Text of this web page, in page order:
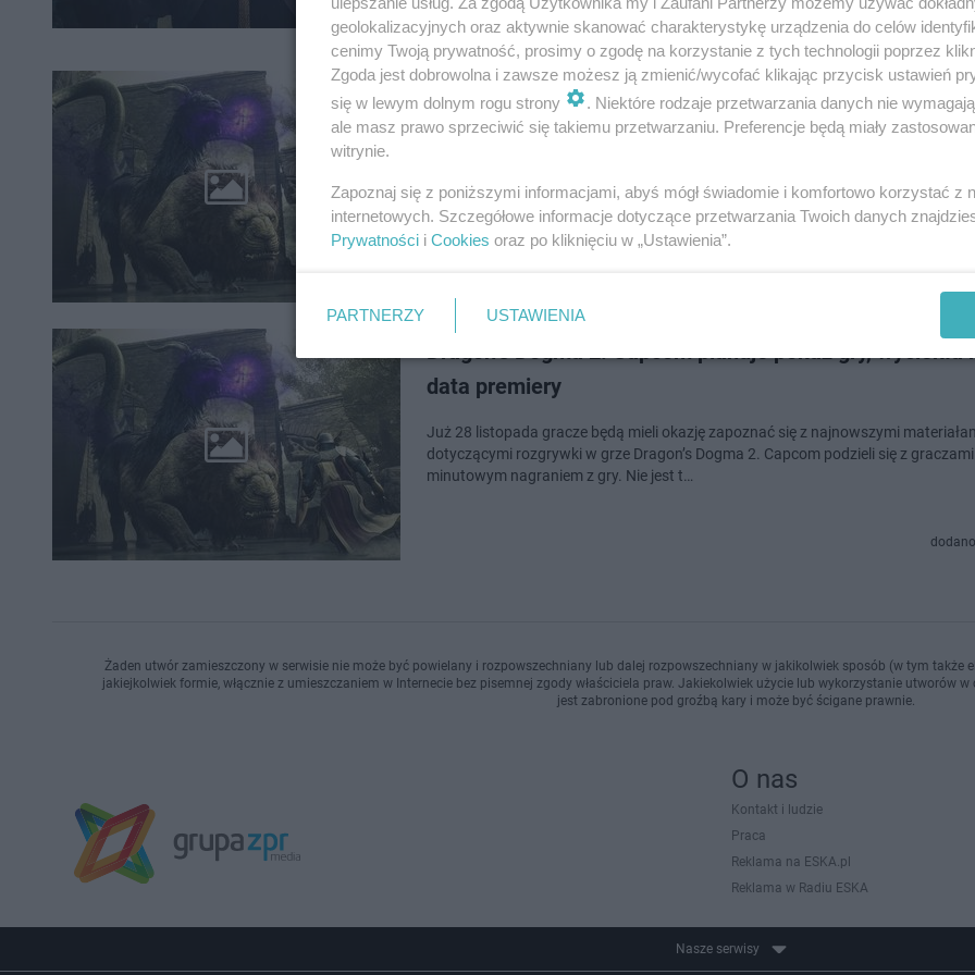
Dragon's Dogma 2, Capcom ujawinia długi gameplay.
jakie są klasy postaci w grze [WIDEO]
Dogma 2. Twórcy gry, firma Capcom postanowili udostępnić graczom prawie
gameplay. Sądząc po tym, co…
Dragon’s Dogma 2. Capcom planuje pokaz gry, wyciekła
data premiery
Już 28 listopada gracze będą mieli okazję zapoznać się z najnowszymi
dotyczącymi rozgrywki w grze Dragon’s Dogma 2. Capcom podzieli się z
minutowym nagraniem z gry. Nie jest t…
Żaden utwór zamieszczony w serwisie nie może być powielany i rozpowszechniany lub dalej rozpowszechniany w jakikolwiek sposób (w tym
jakiejkolwiek formie, włącznie z umieszczaniem w Internecie bez pisemnej zgody właściciela praw. Jakiekolwiek użycie lub wykorzystanie utworów
jest zabronione pod groźbą kary i może być ścigane prawnie.
O nas
Kontakt i ludzie
Praca
Reklama na ESKA.pl
Reklama w Radiu ESKA
Nasze serwisy
geolokalizacyjnych oraz aktywnie skanować charakterystykę urządzenia do celów
cenimy Twoją prywatność, prosimy o zgodę na korzystanie z tych technologii poprzez
Zgoda jest dobrowolna i zawsze możesz ją zmienić/wycofać klikając przycisk ustawień
się w lewym dolnym rogu strony
. Niektóre rodzaje przetwarzania danych nie
ale masz prawo sprzeciwić się takiemu przetwarzaniu. Preferencje będą miały
witrynie.
Zapoznaj się z poniższymi informacjami, abyś mógł świadomie i komfortowo korzystać z
internetowych. Szczegółowe informacje dotyczące przetwarzania Twoich danych
Prywatności i Cookies oraz po kliknięciu w „Ustawienia”.
PARTNERZY USTAWIENIA